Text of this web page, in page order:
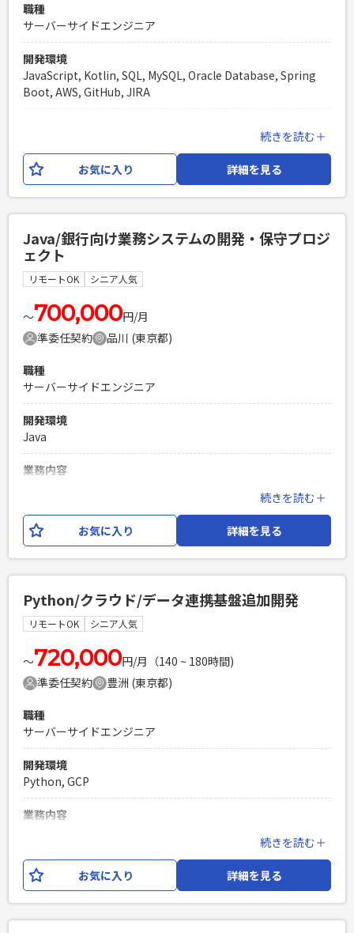
・SQLを用いたデータベース操作の実務経験 ・DDDやクリー
ンアーキテクチャーなどのソフトウェア設計パターンを活用し
た開発経験（1年以上） ・AWSを利用した開発経験（1年以
上） ・Reactの開発経験（3か月以上）
PHPを用いたWebサービスの開発経験4年以上
Laravelを用いた開発経験1年以上
職種
サーバーサイドエンジニア
開発環境
JavaScript, Kotlin, SQL, MySQL, Oracle Database, Spring
Boot, AWS, GitHub, JIRA
輸配送システムの保守開発を中心としたWeb開発案件です。
保守開発案件の増加に伴い、開発メンバーの補充が必要とな
っており、 AIを活用した設計～開発～テストを1人称で対応で
Thymeleaf DB：Oracle,Mysql インフラ：AWS, Terraform
開発ツール等：intelliJ, Docker, Github, Slack, Zoom, Jira,
Confluence等 設計思想：クリーンアーキテクチャ、 DDD
必須スキル
・1人称でユーザーとコミュニケーションをとり設計を推進で
きる方 ・Kotlinの実務経験 ・Thymeleaf経験（1年以上） ・
アーキテクチャーなどのソフトウェア設計パターンを活用した
開発経験（1年以上） ・AWSを利用した開発経験（1年以上）
PHPを用いたWebサービスの開発経験4年以上
Laravelを用いた開発経験1年以上
続きを読む＋
お気に入り 詳細を見る
Java/銀行向け業務システムの開発・保守プロジ
ェクト
リモートOK シニア人気
〜700,000円/月
準委任契約
品川 (東京都)
職種
サーバーサイドエンジニア
開発環境
Java
業務内容
工程から開発まで主体的に推進できる中堅エンジニアを募集
します。 既存システムの機能改善を中心に、ユーザ部門との
仕様調整や影響調査など、上流工程から関わる機会の多い案
対応） ・既存システムの影響調査 ・基本設計、詳細設計 ・
Javaによるアプリケーション開発 ・テスト計画、テスト実施
・本番リリース対応 ・保守・障害調査 ※調査・設計工程の比
率が比較的高いポジションです。
必須スキル
ム開発経験（5年以上） ・既存システムの調査・改修経験
Laravelを用いた開発経験1年以上
エンジニア複数人のチームでの開発経験
続きを読む＋
お気に入り 詳細を見る
Python/クラウド/データ連携基盤追加開発
リモートOK シニア人気
〜720,000円/月（140 ~ 180時間)
準委任契約
豊洲 (東京都)
職種
サーバーサイドエンジニア
開発環境
Python, GCP
業務内容
の複数システムで蓄積されたデータを GCP上に集約（DL）す
る機能を実装いただきます。 また、要求に応じてDWHも設
計・構築いただきます。 【ポジション】PG 【開発環境】
続きを読む＋
お気に入り 詳細を見る